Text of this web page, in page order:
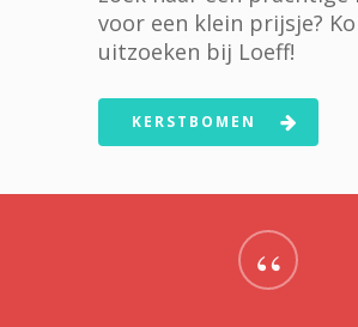
voor een klein prijsje?
uitzoeken bij Loeff!
KERSTBOMEN
“